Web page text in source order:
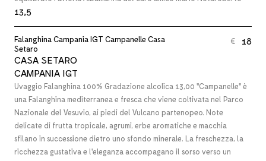
13,5
Falanghina Campania IGT Campanelle Casa
Setaro
€
18
CASA SETARO
CAMPANIA IGT
Uvaggio Falanghina 100% Gradazione alcolica 13,00 "Campanelle" è
una Falanghina mediterranea e fresca che viene coltivata nel Parco
Nazionale del Vesuvio, ai piedi del Vulcano partenopeo. Note
delicate di frutta tropicale, agrumi, erbe aromatiche e macchia
sfilano in successione dietro uno sfondo minerale. La freschezza, la
ricchezza gustativa e l'eleganza accompagano il sorso verso un